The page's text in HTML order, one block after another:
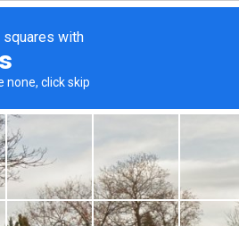
¡Conócenos!